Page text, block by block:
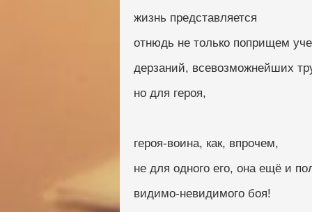
жизнь представляется
отнюдь не только поприщем
дерзаний, всевозможнейших
но для героя,
героя-воина, как, впрочем,
не для одного его, она ещё и
видимо-невидимого боя!